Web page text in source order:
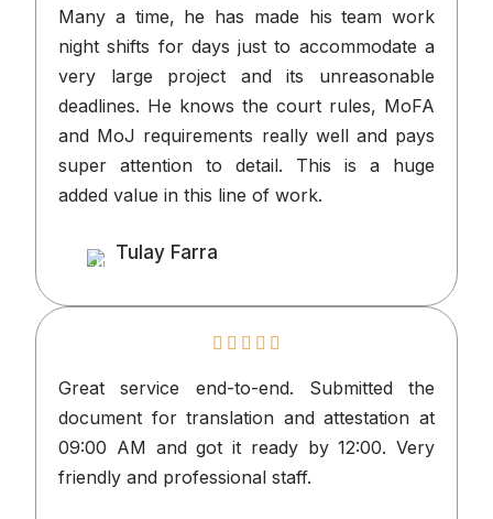
Many a time, he has made his team
night shifts for days just to
very large project and its
deadlines. He knows the court rules,
and MoJ requirements really well and
super attention to detail. This is a
added value in this line of work.
Tulay Farra
Great service end-to-end. Submitted
document for translation and
09:00 AM and got it ready by 12:00.
friendly and professional staff.